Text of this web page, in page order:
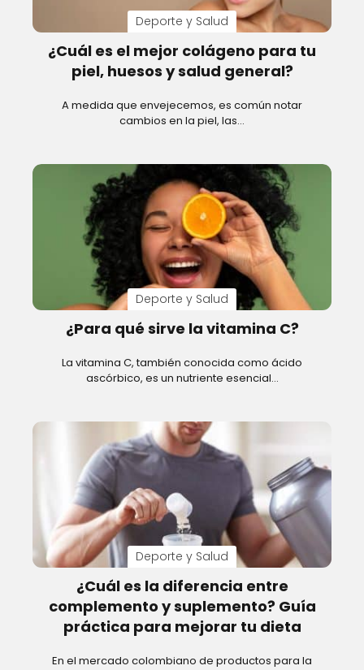
Deporte y Salud
¿Cuál es el mejor colágeno para tu
piel, huesos y salud general?
A medida que envejecemos, es común notar
cambios en la piel, las…
Deporte y Salud
¿Para qué sirve la vitamina C?
La vitamina C, también conocida como ácido
ascórbico, es un nutriente esencial…
Deporte y Salud
¿Cuál es la diferencia entre
complemento y suplemento? Guía
práctica para mejorar tu dieta
En el mercado colombiano de productos para la